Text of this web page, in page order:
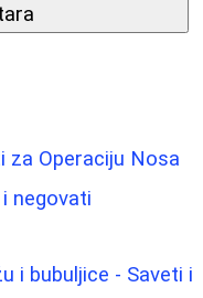
za Operaciju Nosa
negovati
i bubuljice - Saveti i